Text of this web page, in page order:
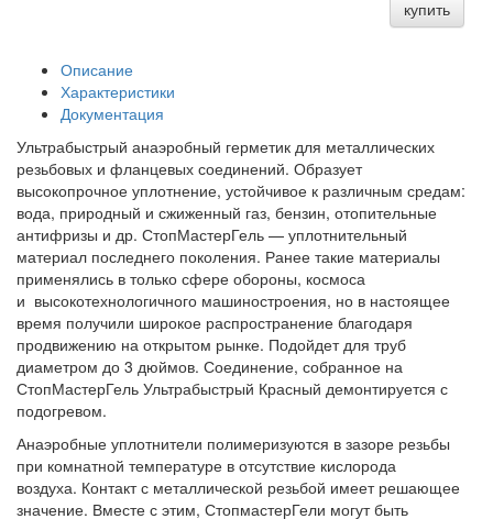
купить
Описание
Характеристики
Документация
Ультрабыстрый анаэробный герметик для металлических
резьбовых и фланцевых соединений. Образует
высокопрочное уплотнение, устойчивое к различным средам:
вода, природный и сжиженный газ, бензин, отопительные
антифризы и др. СтопМастерГель — уплотнительный
материал последнего поколения. Ранее такие материалы
применялись в только сфере обороны, космоса
и высокотехнологичного машиностроения, но в настоящее
время получили широкое распространение благодаря
продвижению на открытом рынке. Подойдет для труб
диаметром до 3 дюймов. Соединение, собранное на
СтопМастерГель Ультрабыстрый Красный демонтируется с
подогревом.
Анаэробные уплотнители полимеризуются в зазоре резьбы
при комнатной температуре в отсутствие кислорода
воздуха. Контакт с металлической резьбой имеет решающее
значение. Вместе с этим, СтопмастерГели могут быть